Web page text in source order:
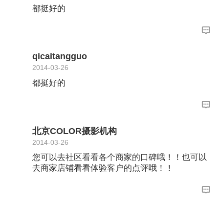
都挺好的
qicaitangguo
2014-03-26
都挺好的
北京COLOR摄影机构
2014-03-26
您可以去社区看看各个商家的口碑哦！！也可以
去商家店铺看看体验客户的点评哦！！